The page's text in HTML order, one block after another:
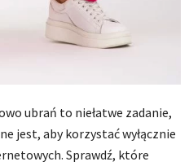
ubrań to niełatwe zadanie,
jest, aby korzystać wyłącznie
Sprawdź, które